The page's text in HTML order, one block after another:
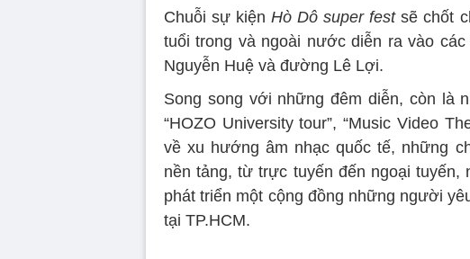
Chuỗi sự kiệnHò Dô super festsẽ chốt
tuổi trong và ngoài nước diễn ra vào
Nguyễn Huệ và đường Lê Lợi.
Song song với những đêm diễn, còn là
“HOZO University tour”, “Music Video
về xu hướng âm nhạc quốc tế, những
nền tảng, từ trực tuyến đến ngoại
phát triển một cộng đồng những người
tại TP.HCM.